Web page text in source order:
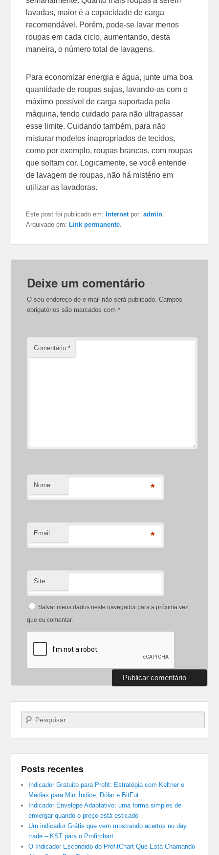
lavadas, maior é a capacidade de carga
recomendável. Porém, pode-se lavar menos
roupas em cada ciclo, aumentando, desta
maneira, o número total de lavagens.
Para economizar energia e água, junte uma boa
quantidade de roupas sujas, lavando-as com o
máximo possível de carga suportada pela
máquina, tendo cuidado para não ultrapassar
esse limite. Cuidando também, para não
misturar modelos inapropriados de tecidos,
como por exemplo, roupas brancas, com roupas
que soltam cor. Logicamente, se você entende
de lavagem de roupas, não há mistério em
utilizar as lavadoras.
Este post foi publicado em:Internet por:admin
Arquivado em:Link permanente
Deixe um comentário
O seu endereço de e-mail não será publicado. Campos
obrigatórios são marcados com*
Comentário*
Nome *
Email *
Site
Salvar meus dados neste navegador para a próxima vez
que eu comentar.
Pesquisar…
Posts recentes
Indicador Gratuito para Profit: Estratégia com Keltner e
Médias para Mini Índice, Dólar e BitFut
Indicador Envelope Adaptativo: uma forma simples de
enxergar quando o preço está esticado
Um indicador Grátis que vem mostrando acertos no day
trade – KST para o Profitchart
O Indicador Escondido do ProfitChart Que Está Chamando